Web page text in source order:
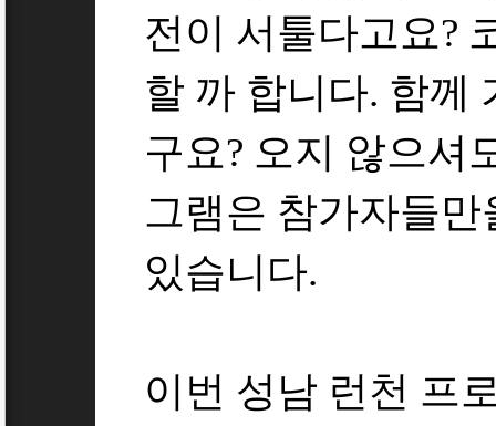
전이 서툴다고요?
할 까 합니다. 함께
구요? 오지 않으셔
그램은 참가자들
있습니다.
이번 성남 런천 프